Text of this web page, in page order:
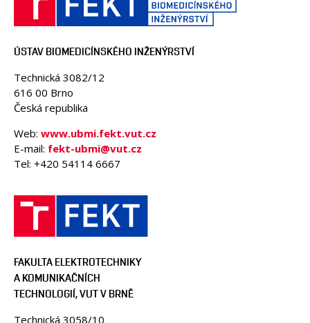
ÚSTAV BIOMEDICÍNSKÉHO INŽENÝRSTVÍ
Technická 3082/12
616 00 Brno
Česká republika
Web: www.ubmi.fekt.vut.cz
E-mail: fekt-ubmi@vut.cz
Tel: +420 54114 6667
FAKULTA ELEKTROTECHNIKY
A KOMUNIKAČNÍCH
TECHNOLOGIÍ, VUT V BRNĚ
Technická 3058/10